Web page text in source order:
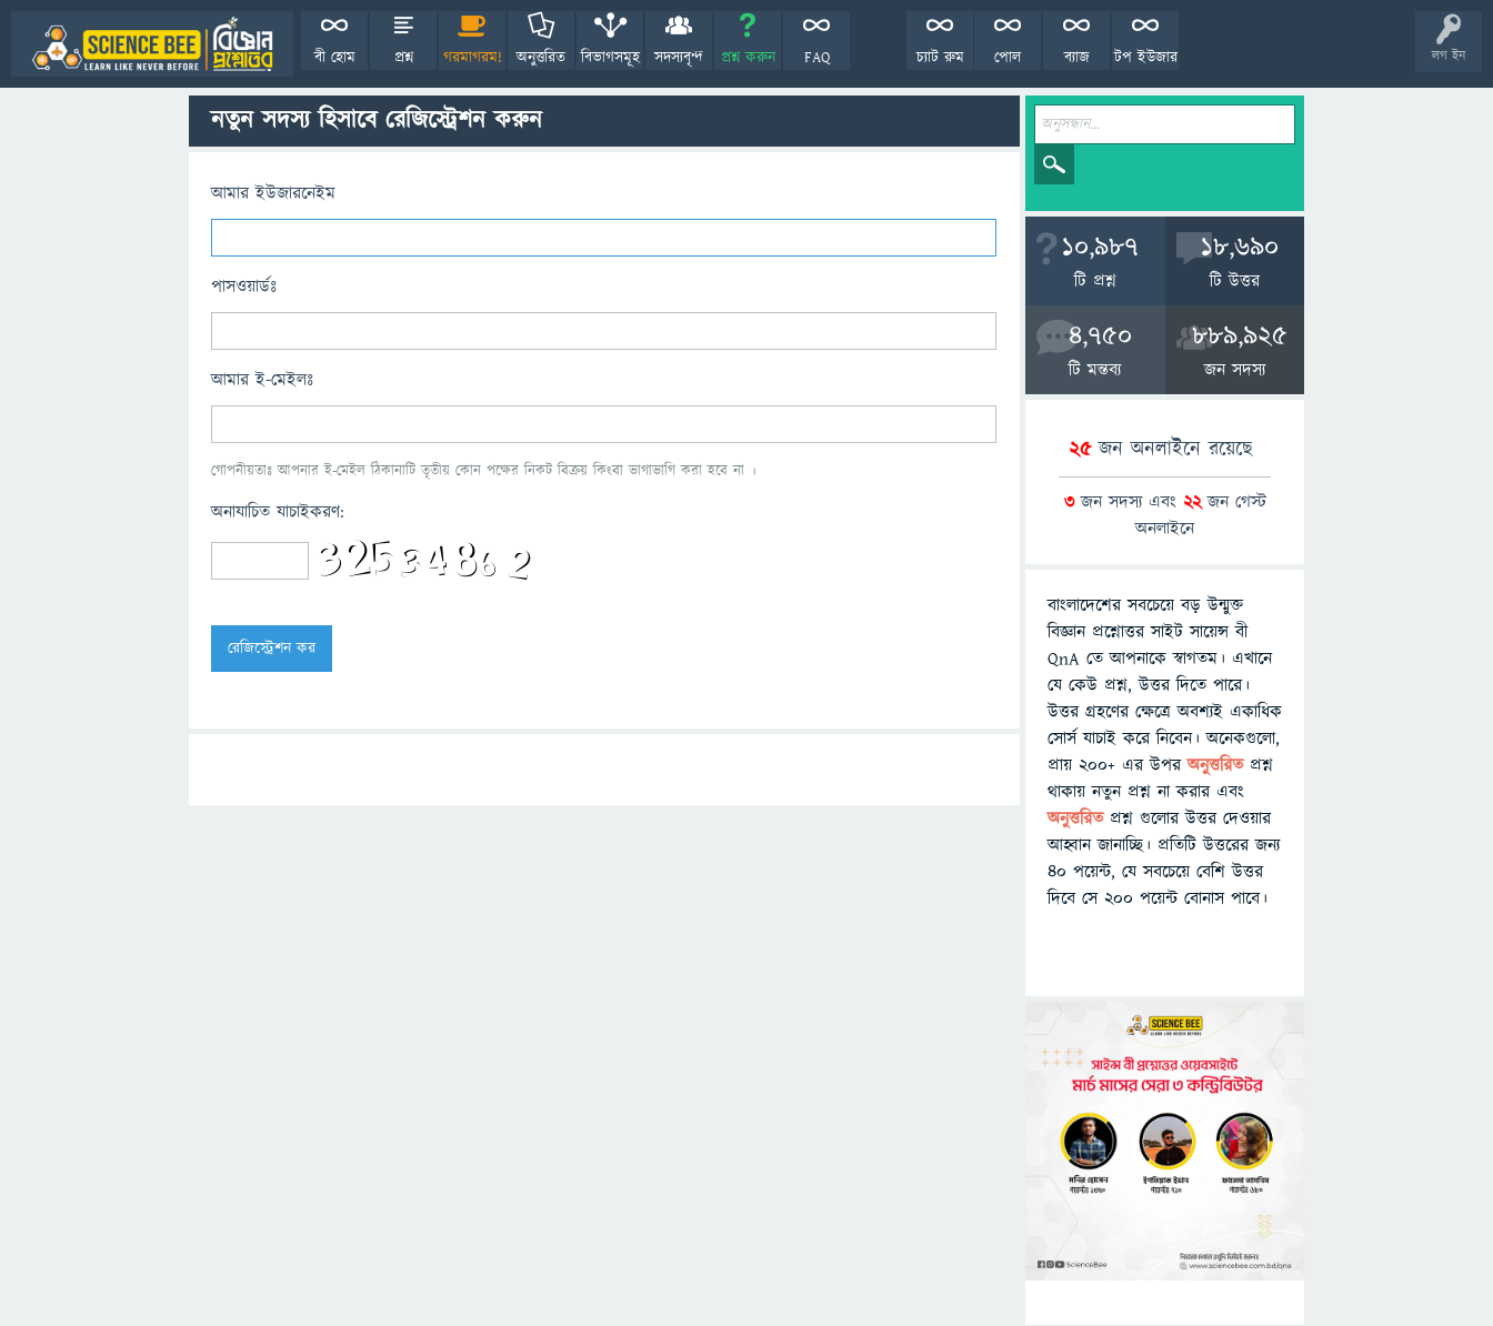
লগ ইন
বী হোম প্রশ্ন গরমাগরম! অনুত্তরিত বিভাগসমূহ সদস্যবৃন্দ প্রশ্ন করুন FAQ টপ ইউজার
ব্যাজ
পোল
চ্যাট রুম
নতুন সদস্য হিসাবে রেজিস্ট্রেশন করুন
আমার ইউজারনেইম
পাসওয়ার্ডঃ
আমার ই-মেইলঃ
গোপনীয়তাঃ আপনার ই-মেইল ঠিকানাটি তৃতীয় কোন পক্ষের নিকট বিক্রয় কিংবা ভাগাভাগি করা হবে না ।
অনাযাচিত যাচাইকরণ:
10,987
টি প্রশ্ন
18,690
টি উত্তর
4,750
টি মন্তব্য
889,925
জন সদস্য
25জন অনলাইনে রয়েছে
3জন সদস্য এবং 22জন গেস্ট
অনলাইনে
বাংলাদেশের সবচেয়ে বড় উন্মুক্ত
বিজ্ঞান প্রশ্নোত্তর সাইট সায়েন্স বী
QnA তে আপনাকে স্বাগতম। এখানে
যে কেউ প্রশ্ন, উত্তর দিতে পারে।
উত্তর গ্রহণের ক্ষেত্রে অবশ্যই একাধিক
সোর্স যাচাই করে নিবেন। অনেকগুলো,
প্রায় ২০০+ এর উপরঅনুত্তরিতপ্রশ্ন
থাকায় নতুন প্রশ্ন না করার এবং
অনুত্তরিত প্রশ্ন গুলোর উত্তর দেওয়ার
আহ্বান জানাচ্ছি। প্রতিটি উত্তরের জন্য
৪০ পয়েন্ট, যে সবচেয়ে বেশি উত্তর
দিবে সে ২০০ পয়েন্ট বোনাস পাবে।